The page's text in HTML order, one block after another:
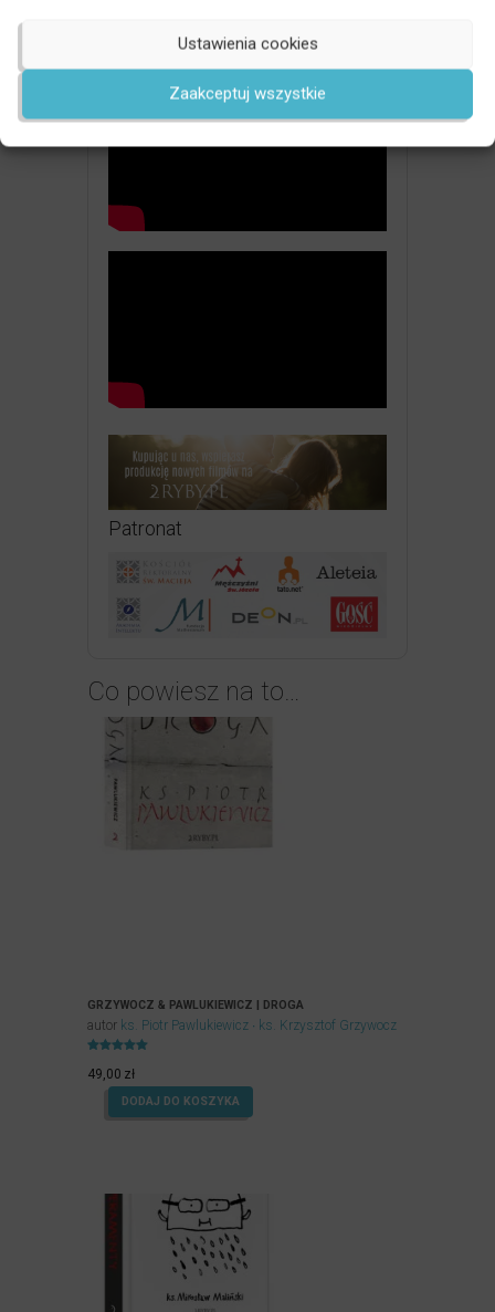
Zaakceptuj wszystkie
Ustawienia cookies
Patronat
Co powiesz na to…
GRZYWOCZ & PAWLUKIEWICZ | DROGA
autor ks. Piotr Pawlukiewicz ks. Krzysztof Grzywocz
5.00
na 5.
49,00 zł
DODAJ DO KOSZYKA